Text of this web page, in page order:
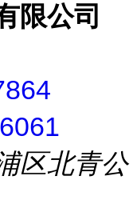
限公司
区北青公